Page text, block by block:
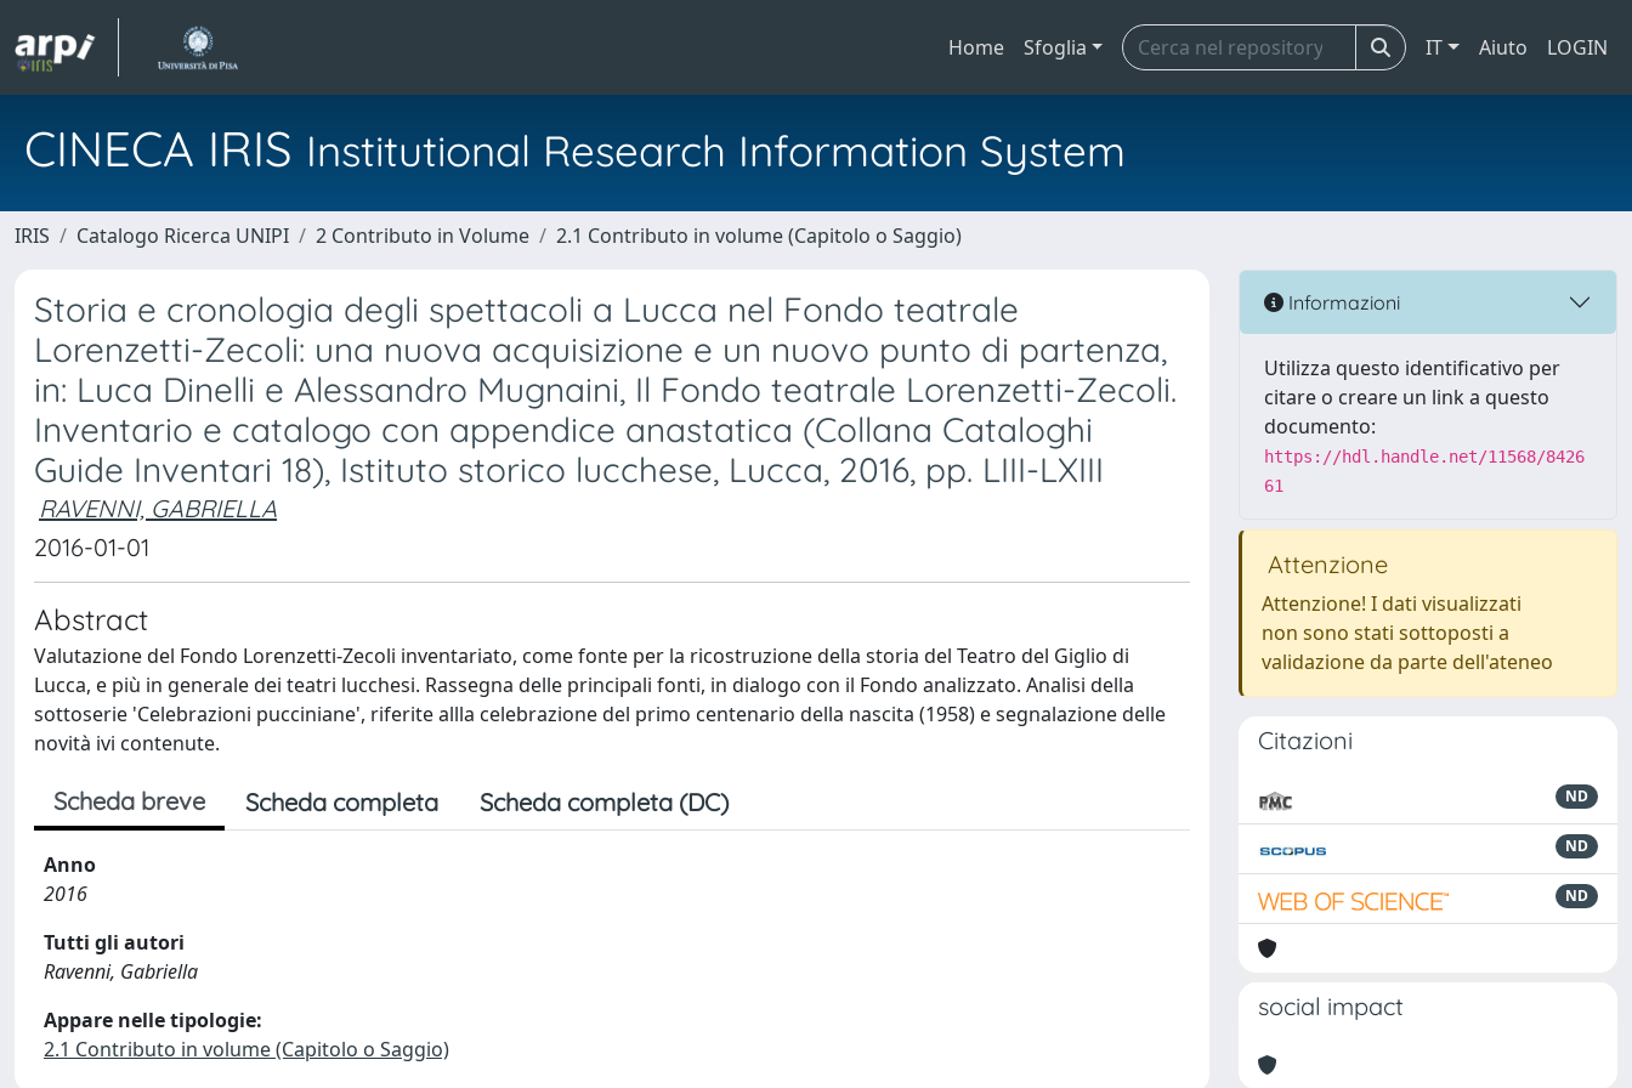
Home Sfoglia IT Aiuto LOGIN
CINECA IRIS Institutional Research Information System
IRIS Catalogo Ricerca UNIPI 2 Contributo in Volume 2.1 Contributo in volume (Capitolo o Saggio)
Storia e cronologia degli spettacoli a Lucca nel Fondo teatrale
Lorenzetti-Zecoli: una nuova acquisizione e un nuovo punto di partenza,
in: Luca Dinelli e Alessandro Mugnaini, Il Fondo teatrale Lorenzetti-Zecoli.
Inventario e catalogo con appendice anastatica (Collana Cataloghi
Guide Inventari 18), Istituto storico lucchese, Lucca, 2016, pp. LIII-LXIII
RAVENNI, GABRIELLA
2016-01-01
Abstract
Valutazione del Fondo Lorenzetti-Zecoli inventariato, come fonte per la ricostruzione della storia del Teatro del Giglio di
Lucca, e più in generale dei teatri lucchesi. Rassegna delle principali fonti, in dialogo con il Fondo analizzato. Analisi della
sottoserie 'Celebrazioni pucciniane', riferite allla celebrazione del primo centenario della nascita (1958) e segnalazione delle
novità ivi contenute.
Scheda breve Scheda completa Scheda completa (DC)
Anno
2016
Tutti gli autori
Ravenni, Gabriella
Appare nelle tipologie:
2.1 Contributo in volume (Capitolo o Saggio)
Informazioni
Utilizza questo identificativo per
citare o creare un link a questo
documento:
https://hdl.handle.net/11568/8426
61
Attenzione
Attenzione! I dati visualizzati
non sono stati sottoposti a
validazione da parte dell'ateneo
Citazioni
ND
ND
ND
social impact